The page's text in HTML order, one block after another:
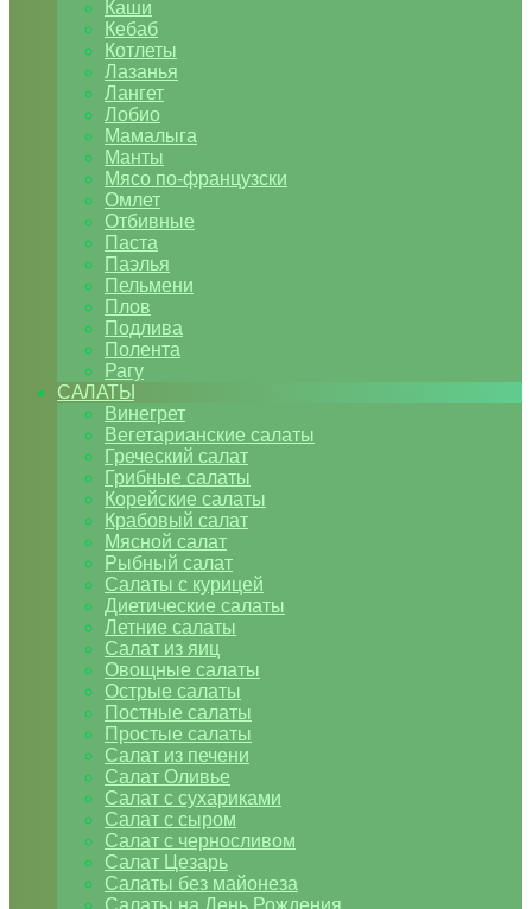
Каши
Кебаб
Котлеты
Лазанья
Лангет
Лобио
Мамалыга
Манты
Мясо по-французски
Омлет
Отбивные
Паста
Паэлья
Пельмени
Плов
Подлива
Полента
Рагу
САЛАТЫ
Винегрет
Вегетарианские салаты
Греческий салат
Грибные салаты
Корейские салаты
Крабовый салат
Мясной салат
Рыбный салат
Салаты с курицей
Диетические салаты
Летние салаты
Салат из яиц
Овощные салаты
Острые салаты
Постные салаты
Простые салаты
Салат из печени
Салат Оливье
Салат с сухариками
Салат с сыром
Салат с черносливом
Салат Цезарь
Салаты без майонеза
Салаты на День Рождения